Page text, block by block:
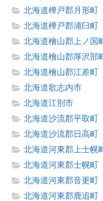
北海道樺戸郡月形町
北海道樺戸郡浦臼町
北海道檜山郡上ノ国町
北海道檜山郡厚沢部町
北海道檜山郡江差町
北海道歌志内市
北海道江別市
北海道沙流郡平取町
北海道沙流郡日高町
北海道河東郡上士幌町
北海道河東郡士幌町
北海道河東郡音更町
北海道河東郡鹿追町